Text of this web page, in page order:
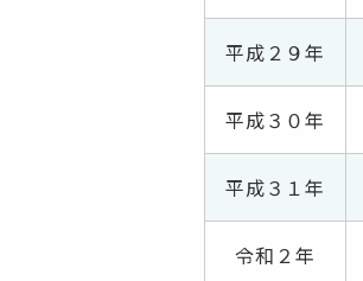
平成２９年
平成３０年
平成３１年
令和２年